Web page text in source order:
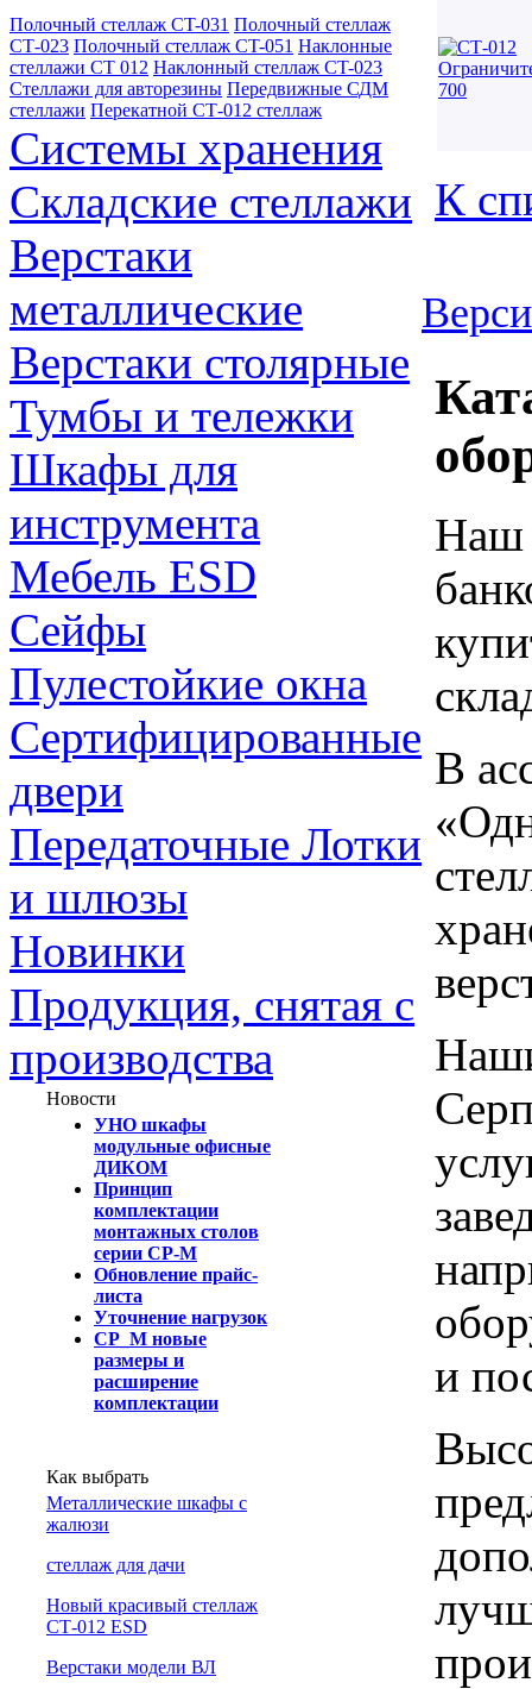
Полочный стеллаж CT-031 Полочный стеллаж
СТ-023 Полочный стеллаж CT-051 Наклонные
стеллажи СТ 012 Наклонный стеллаж CT-023
Стеллажи для авторезины Передвижные СДМ
стеллажи Перекатной СТ-012 стеллаж
Системы хранения
Складские стеллажи
Верстаки
металлические
Верстаки столярные
Тумбы и тележки
Шкафы для
инструмента
Мебель ESD
Сейфы
Пулестойкие окна
Сертифицированные
двери
Передаточные Лотки
и шлюзы
Новинки
Продукция, снятая с
производства
Новости
УНО шкафы
модульные офисные
ДИКОМ
Принцип
комплектации
монтажных столов
серии СР-М
Обновление прайс-
листа
Уточнение нагрузок
СР_М новые
размеры и
расширение
комплектации
Как выбрать
Металлические шкафы с
жалюзи
cтеллаж для дачи
Новый красивый стеллаж
СТ-012 ESD
Верстаки модели ВЛ
К
Наш
В
и